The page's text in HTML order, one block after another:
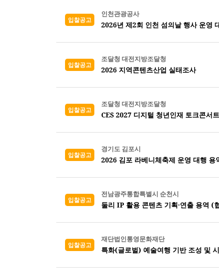
입찰공고
인천관광공사
2026년 제2회 인천 섬의날 행사 운영
입찰공고
조달청 대전지방조달청
2026 지역콘텐츠산업 실태조사
입찰공고
조달청 대전지방조달청
CES 2027 디지털 청년인재 토크콘서
입찰공고
경기도 김포시
2026 김포 라베니체축제 운영 대행 용
입찰공고
전남광주통합특별시 순천시
둘리 IP 활용 콘텐츠 기획·연출 용역 (
입찰공고
재단법인통영문화재단
특화(글로벌) 예술여행 기반 조성 및